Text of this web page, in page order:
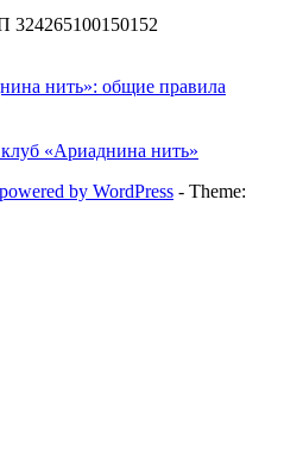
нить»: общие правила
«Ариаднина нить»
by WordPress - Theme: